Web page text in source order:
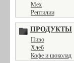
Мех
Рептилии
ПРОДУКТЫ
Пиво
Хлеб
Кофе и шоколад